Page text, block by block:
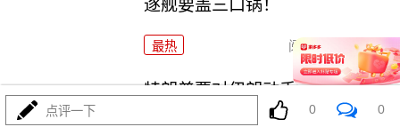
逐舰要盖三口锅！
最热 阅读 7355
特朗普要对伊朗动手？最狠的还
没来，最骚的来了
点评一下 0 0